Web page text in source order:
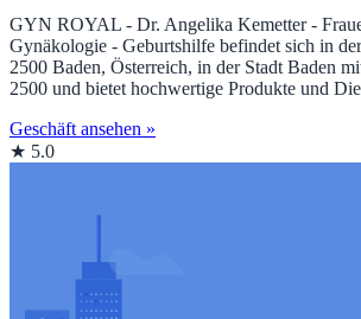
GYN ROYAL - Dr. Angelika Kemetter -
Gynäkologie - Geburtshilfe befindet sich in
2500 Baden, Österreich, in der Stadt Baden
2500 und bietet hochwertige Produkte und
Geschäft ansehen »
★ 5.0